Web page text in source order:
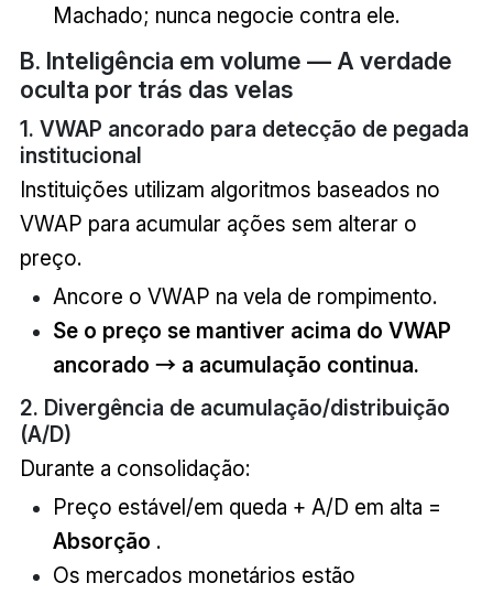
Machado; nunca negocie contra ele.
B. Inteligência em volume — A verdade
oculta por trás das velas
1. VWAP ancorado para detecção de pegada
institucional
Instituições utilizam algoritmos baseados no
VWAP para acumular ações sem alterar o
preço.
Ancore o VWAP na vela de rompimento.
Se o preço se mantiver acima do VWAP
ancorado → a acumulação continua.
2. Divergência de acumulação/distribuição
(A/D)
Durante a consolidação:
Preço estável/em queda + A/D em alta =
Absorção .
Os mercados monetários estão